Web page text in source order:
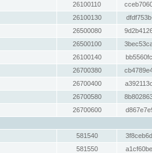
26100110
26100130
26500080
26500100
26100140
26700380
26700400
26700580
26700600
581540
581550